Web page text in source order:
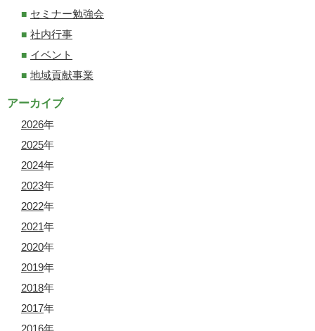
セミナー勉強会
社内行事
イベント
地域貢献事業
アーカイブ
2026年
2025年
2024年
2023年
2022年
2021年
2020年
2019年
2018年
2017年
2016年